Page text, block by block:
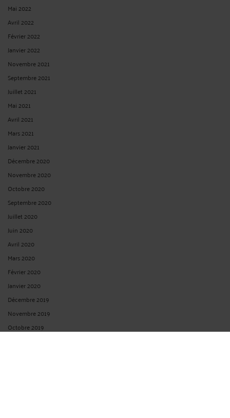
Mai 2022
Avril 2022
Février 2022
Janvier 2022
Novembre 2021
Septembre 2021
Juillet 2021
Mai 2021
Avril 2021
Mars 2021
Janvier 2021
Décembre 2020
Novembre 2020
Octobre 2020
Septembre 2020
Juillet 2020
Juin 2020
Avril 2020
Mars 2020
Février 2020
Janvier 2020
Décembre 2019
Novembre 2019
Octobre 2019